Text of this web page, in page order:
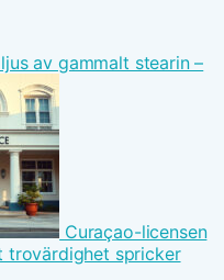
av gammalt stearin –
Curaçao-licensen
trovärdighet spricker